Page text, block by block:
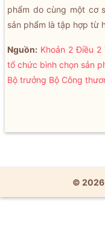
phẩm do cùng một cơ
sản phẩm là tập hợp từ
Nguồn: Khoản 2 Điều
tổ chức bình chọn sản
Bộ trưởng Bộ Công
© 2026